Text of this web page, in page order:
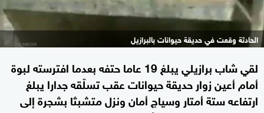
الحادثة وقعت في حديقة حيوانات بالبرازيل
لقي شاب برازيلي يبلغ 19 عاما حتفه بعدما افترسته لبوة
أمام أعين زوار حديقة حيوانات عقب تسلّقه جدارا يبلغ
ارتفاعه ستة أمتار وسياج أمان ونزل متشبثا بشجرة إلى